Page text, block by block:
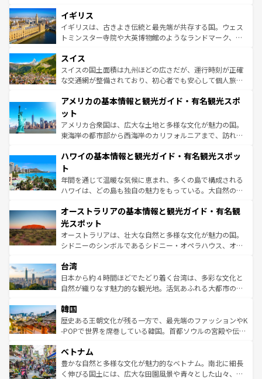
香り高いラベンダー畑など、多彩な楽しみ方が可能だ。さ
らに、パリ以外の地域にも魅力が溢れており、どの街角に
も豊かな歴史と文化が息づいている。パリ以外の個性あふ
を参照してほしい。
顔を持つこの国は、どこを歩いても飽きることがない。ベ
ルリンの文化的活気、バイエルン州のアルプスの絶景、そ
してライン川沿いのワイン畑といった風景は必見。ビール
は、お酒好きな人にはぜひ体験してほしい。 なお、新着の
ドイツ情報はコンテンツ一覧を参照してほしい。
イギリス
イギリスは、古きよき伝統と最先端が共存する国。ウェス
トミンスター寺院や大英博物館のようなランドマーク、歴
リアごとに異なる魅力がある。また、優雅なアフタヌーン
ティー、ビール好きにはたまらない英国パブ、サッカー観
戦など、本場だからこそできる体験も豊富。イギリスを旅
ンツ一覧を参照してほしい。
スイス
スイスの国土面積は九州ほどの広さだが、運行時刻が正確
な交通網が整備されており、初心者でも安心して個人旅行
の建物がそのまま残る町や、スイスならではのユニークな
博物館もあり、アルプス観光だけでなく町歩きも満喫する
ことができる。国民の所得が高いため物価も高いが、旅行
者向けの交通パス提供のサービスもあり、うまく活用すれ
着のスイス情報はコンテンツ一覧を参照してほしい。
アメリカの基本情報と観光ガイド・有名観光スポ
ット
アメリカ合衆国は、広大な土地と多様な文化が魅力の国。
東海岸の都市部から西海岸のカリフォルニアまで、訪れる
のような巨大都市は、観光、ショッピング、エンターテイ
ンメントが詰まった刺激的なスポットだ。一方、アメリカ
西部には大自然が広がり、グランドキャニオンやイエロー
ストーン国立公園といった絶景が堪能できる。さらに、南
文化が魅力。旅行者はアメリカの各地域で異なる魅力を楽
しみながら、その多様性と豊かな歴史を感じることができ
るだろう。車でのロードトリップや列車の旅も、アメリカ
ならではの贅沢な旅のスタイルだ。 なお、新着のアメリカ
情報は コンテンツ一覧 を参照してほしい。
ハワイの基本情報と観光ガイド・有名観光スポッ
ト
年間を通じて温暖な気候に恵まれ、多くの島で構成される
ハワイは、どの島も独自の魅力をもっている。大自然の神
ワイ島は見逃せない。また、定番の観光地といえばオアフ
島だが、静かな自然を求めるならマウイ島やカウアイ島が
おすすめ。エメラルドグリーンに輝く海をはじめ、豊かな
文化や歴史が息づいている。「アロハスピリット」と呼ば
人々、おいしいローカルフードやハワイアンミュージッ
ク、伝統的なフラダンスなど、すべてがハワイの魅力を彩
っている。訪れるたびに新しい発見と感動が待っているハ
はコンテンツ一覧
オーストラリアの基本情報と観光ガイド・有名観
光スポット
オーストラリアは、壮大な自然と多様な文化が魅力の国。
シドニーのシンボルであるシドニー・オペラハウス、オー
リアリーフや大陸中央部にそびえるウルル（エアーズロッ
ク）、タスマニアの美しい原生林やケアンズの熱帯雨林な
ど、見どころがたくさん。また、カフェやワイン、オージ
いる。アクティビティも充実しており、サーフィンやダイ
ビング、ハイキングなど、アウトドア好きにはたまらな
い。オーストラリアの多彩な魅力を存分に味わいつくそ
参照してほしい。
台湾
日本から約４時間ほどでたどり着く台湾は、多彩な文化と
自然が織りなす魅力的な観光地。活気あふれる大都市の台
ン）、静ひつな山岳地帯である台湾東部など、都市の喧騒
と山間の静けさが共存しており、訪れる人に新しい発見と
驚きをもたらしてくれる。また、奥深い台湾の食文化も魅
容にもいいと評判のスイーツなど、バラエティ豊かな料理
が味わえる。 なお、新着の台湾情報は コンテンツ一覧を参
照してほしい。
韓国
歴史ある王朝文化が残る一方で、最先端のファッションやK
-POPで世界を席巻している韓国。首都ソウルの宮殿や伝統
き、地方に足を延ばせば四季折々の自然美を楽しむことが
できる。そして、キムチや焼肉、絶品のストリートフード
まで、さまざまな韓国料理が待っている。夜には、韓国な
ベトナム
豊かな自然と多様な文化が魅力的なベトナム。南北に細長
く伸びる国土には、広大な田園風景や青々とした山々、世